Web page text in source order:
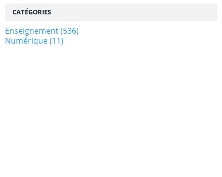
CATÉGORIES
Enseignement(536)
Numérique(11)